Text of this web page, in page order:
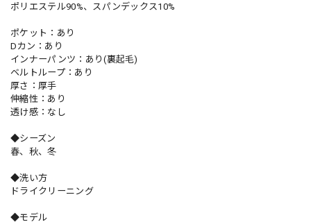
ポリエステル90%、スパンデックス10%
ポケット：あり
Dカン：あり
インナーパンツ：あり(裏起毛)
ベルトループ：あり
厚さ：厚手
伸縮性：あり
透け感：なし
◆シーズン
春、秋、冬
◆洗い方
ドライクリーニング
◆モデル